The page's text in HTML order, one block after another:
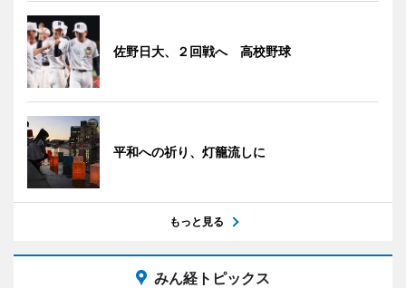
佐野日大、２回戦へ 高校野球
平和への祈り、灯籠流しに
もっと見る
みん経トピックス